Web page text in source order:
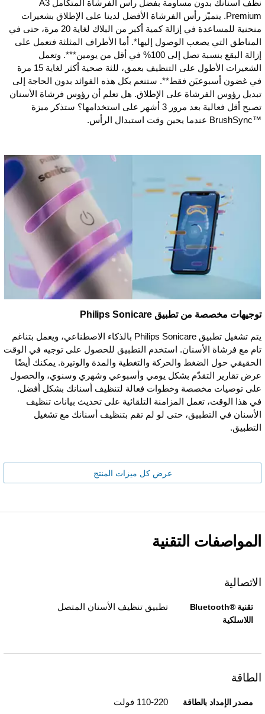
نظّف أسنانك بدون مساومة بفضل رأس الفرشاة المتكامل A3
Premium. يتميّز رأس الفرشاة الأفضل لدينا على الإطلاق بشعيرات
منحنية للمساعدة في إزالة كمية أكبر من البلاك لغاية 20 مرة، حتى في
المناطق التي يصعب الوصول إليها*. أما الأطراف المثلثة فتعمل على
إزالة البقع بنسبة تصل إلى 100% في أقل من يومين***. وتعمل
الشعيرات الأطول على التنظيف بعمق، للثة صحية أكثر لغاية 15 مرة
في غضون أسبوعيَن فقط**. ستنعم بكل هذه الفوائد بدون الحاجة إلى
تبديل رؤوس الفرشاة على الإطلاق. هل تعلم أن رؤوس فرشاة الأسنان
تصبح أقل فعالية بعد مرور 3 أشهر على استخدامها؟ ستذكر ميزة
BrushSync™‎ عندما يحين وقت استبدال الرأس.
توجيهات مخصصة من تطبيق Philips Sonicare
يتم تشغيل تطبيق Philips Sonicare بالذكاء الاصطناعي، ويعمل بتناغم
تام مع فرشاة الأسنان. استخدم التطبيق للحصول على توجيه في الوقت
الحقيقي حول الضغط والحركة والتغطية والمدة والوتيرة. يمكنك أيضًا
عرض تقارير التقدّم بشكل يومي وأسبوعي وشهري وسنوي، والحصول
على توصيات مخصصة وخطوات فعالة لتنظيف أسنانك بشكل أفضل.
في هذا الوقت، تعمل المزامنة التلقائية على تحديث بيانات تنظيف
الأسنان في التطبيق، حتى لو لم تقم بتنظيف أسنانك مع تشغيل
التطبيق.
عرض كل ميزات المنتج
المواصفات التقنية
الاتصالية
تقنية Bluetooth®‎
اللاسلكية
تطبيق تنظيف الأسنان المتصل
الطاقة
مصدر الإمداد بالطاقة 110-220 فولت